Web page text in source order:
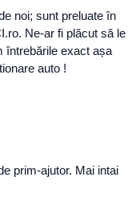
noi; sunt preluate în
Ne-ar fi plăcut să le
întrebările exact așa
auto !
prim-ajutor. Mai intai